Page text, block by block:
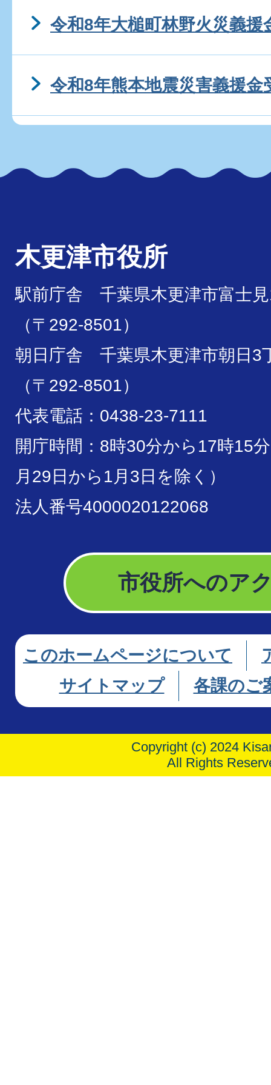
令和8年大槌町林野火災義援
令和8年熊本地震災害義援金
木更津市役所
駅前庁舎 千葉県木更津市富士
（〒292-8501）
朝日庁舎 千葉県木更津市朝日3
（〒292-8501）
代表電話：0438-23-7111
開庁時間：8時30分から17時15
月29日から1月3日を除く）
法人番号4000020122068
市役所へのア
このホームページについて
サイトマップ
各課のご
Copyright (c) 2024
All Rights